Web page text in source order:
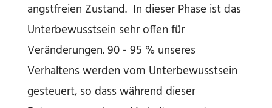
angstfreien Zustand. In dieser Phase ist das
Unterbewusstsein sehr offen für
Veränderungen. 90 - 95 % unseres
Verhaltens werden vom Unterbewusstsein
gesteuert, so dass während dieser